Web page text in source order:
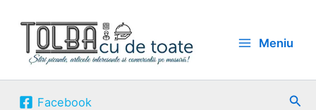
content
Meniu
Facebook